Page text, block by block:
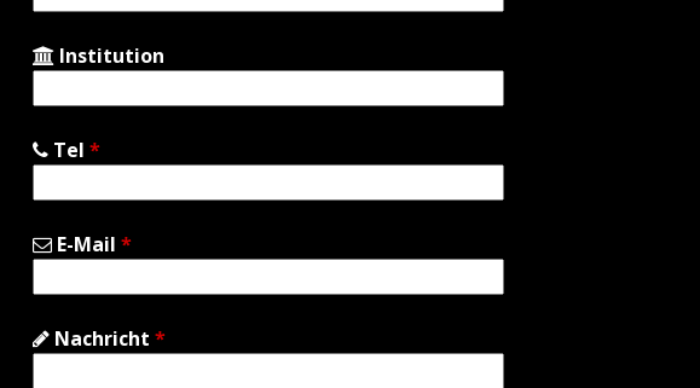
Institution
Tel *
E-Mail *
Nachricht *